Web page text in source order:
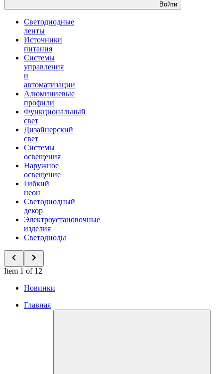
Войти
Светодиодные
ленты
Источники
питания
Системы
управления
и
автоматизации
Алюминиевые
профили
Функциональный
свет
Дизайнерский
свет
Системы
освещения
Наружное
освещение
Гибкий
неон
Светодиодный
декор
Электроустановочные
изделия
Светодиоды
Item 1 of 12
Новинки
Главная